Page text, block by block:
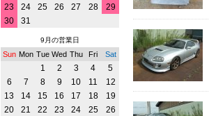
23
24 25 26 27 28
29
30
31
9月の営業日
Sun Mon Tue Wed Thu Fri Sat
1 2 3 4
5
6
7 8 9 10 11
12
13
14 15 16 17 18
19
20
21 22 23 24 25
26